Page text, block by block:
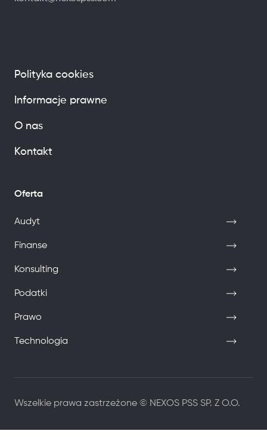
Polityka cookies
Informacje prawne
O nas
Kontakt
Oferta
Audyt
Finanse
Konsulting
Podatki
Prawo
Technologia
Wszelkie prawa zastrzeżone © NEXOS PSS SP. Z O.O.